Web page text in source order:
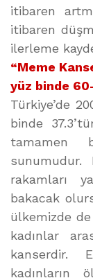
itibaren
itibaren
ilerleme
“Meme
yüz binde
Türkiye’de
binde
tamamen
sunumudur.
rakamları
bakacak
ülkemizde
kadınlar
kanserdir.
kadınların